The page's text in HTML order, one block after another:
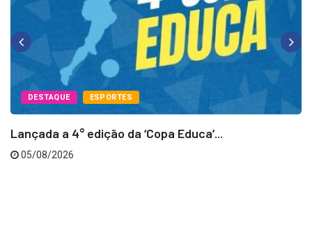
DESTAQUE ESPORTES
Lançada a 4° edição da ‘Copa Educa’...
05/08/2026